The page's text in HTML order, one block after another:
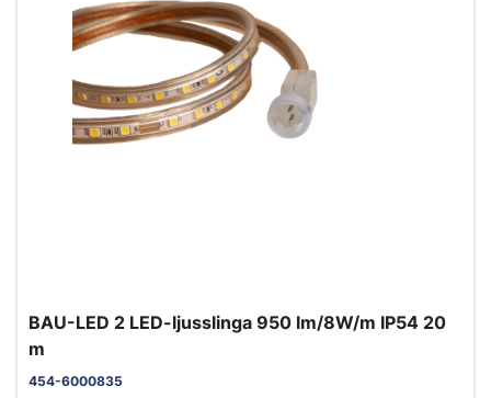
BAU-LED 2 LED-ljusslinga 950 lm/8W/m IP54 20
m
454-6000835